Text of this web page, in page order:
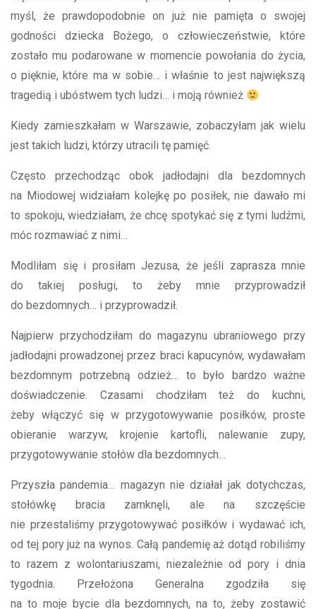
myśl, że prawdopodobnie on już nie pamięta o swojej
godności dziecka Bożego, o człowieczeństwie, które
zostało mu podarowane w momencie powołania do życia,
o pięknie, które ma w sobie… i właśnie to jest największą
tragedią i ubóstwem tych ludzi… i moją również
Kiedy zamieszkałam w Warszawie, zobaczyłam jak wielu
jest takich ludzi, którzy utracili tę pamięć.
Często przechodząc obok jadłodajni dla bezdomnych
na Miodowej widziałam kolejkę po posiłek, nie dawało mi
to spokoju, wiedziałam, że chcę spotykać się z tymi ludźmi,
móc rozmawiać z nimi…
Modliłam się i prosiłam Jezusa, że jeśli zaprasza mnie
do takiej posługi, to żeby mnie przyprowadził
do bezdomnych… i przyprowadził.
Najpierw przychodziłam do magazynu ubraniowego przy
jadłodajni prowadzonej przez braci kapucynów, wydawałam
bezdomnym potrzebną odzież… to było bardzo ważne
doświadczenie. Czasami chodziłam też do kuchni,
żeby włączyć się w przygotowywanie posiłków, proste
obieranie warzyw, krojenie kartofli, nalewanie zupy,
przygotowywanie stołów dla bezdomnych…
Przyszła pandemia… magazyn nie działał jak dotychczas,
stołówkę bracia zamknęli, ale na szczęście
nie przestaliśmy przygotowywać posiłków i wydawać ich,
od tej pory już na wynos. Całą pandemię aż dotąd robiliśmy
to razem z wolontariuszami, niezależnie od pory i dnia
tygodnia. Przełożona Generalna zgodziła się
na to moje bycie dla bezdomnych, na to, żeby zostawić